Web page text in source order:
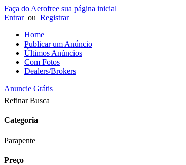
Faça do Aerofree sua página inicial
Entrarou Registrar
Home
Publicar um Anúncio
Últimos Anúncios
Com Fotos
Dealers/Brokers
Anuncie Grátis
Refinar Busca
Categoria
Parapente
Preço